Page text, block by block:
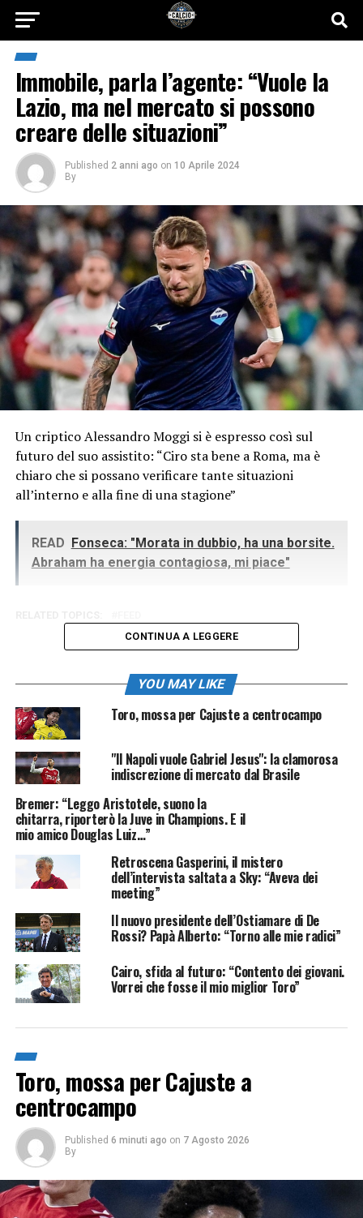
Immobile, parla l’agente: “Vuole la
Lazio, ma nel mercato si possono
creare delle situazioni”
Published 2 anni ago on 10 Aprile 2024
By
Un criptico Alessandro Moggi si è espresso così sul
futuro del suo assistito: “Ciro sta bene a Roma, ma è
chiaro che si possano verificare tante situazioni
all’interno e alla fine di una stagione”
READ Fonseca: "Morata in dubbio, ha una borsite.
Abraham ha energia contagiosa, mi piace"
CONTINUA A LEGGERE
YOU MAY LIKE
Toro, mossa per Cajuste a centrocampo
"Il Napoli vuole Gabriel Jesus": la clamorosa
indiscrezione di mercato dal Brasile
Bremer: “Leggo Aristotele, suono la
chitarra, riporterò la Juve in Champions. E il
mio amico Douglas Luiz…”
Retroscena Gasperini, il mistero
dell’intervista saltata a Sky: “Aveva dei
meeting”
Il nuovo presidente dell’Ostiamare di De
Rossi? Papà Alberto: “Torno alle mie radici”
Cairo, sfida al futuro: “Contento dei giovani.
Vorrei che fosse il mio miglior Toro”
Toro, mossa per Cajuste a
centrocampo
Published 6 minuti ago on 7 Agosto 2026
By